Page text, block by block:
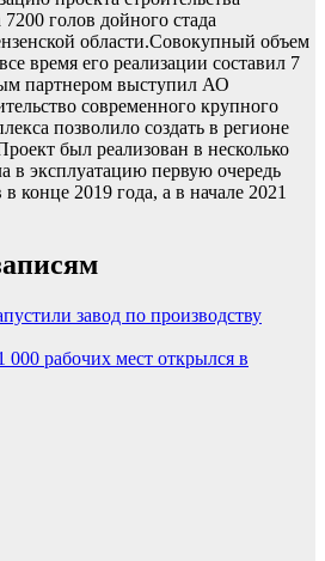
голов дойного стада
области.Совокупный объем
время его реализации составил 7
партнером выступил АО
современного крупного
позволило создать в регионе
был реализован в несколько
в эксплуатацию первую очередь
конце 2019 года, а в начале 2021
завод по производству
000 рабочих мест открылся в